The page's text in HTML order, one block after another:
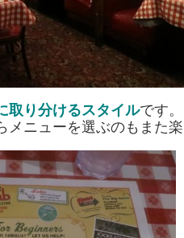
取り分けるスタイルです
ニューを選ぶのもまた楽